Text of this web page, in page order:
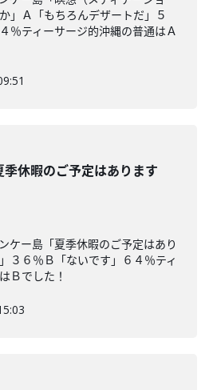
」Ａ「もちろんデザートだ」５
％ティーサージ的沖縄の普通はＡ
季休暇のご予定はあります
ケー島「夏季休暇のご予定はあり
３６％Ｂ「ないです」６４％ティ
Ｂでした！